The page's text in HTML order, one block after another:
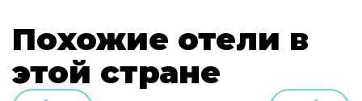
Похожие отели в
этой стране